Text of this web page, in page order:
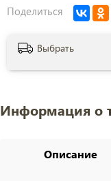
Поделиться
Выбрать
Информация о
Описание